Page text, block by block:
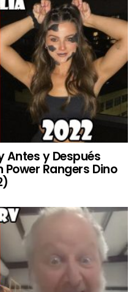
Antes y Después
Power Rangers Dino